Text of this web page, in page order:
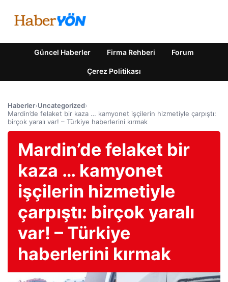
Güncel Haberler Firma Rehberi Forum
Çerez Politikası
Haberler›Uncategorized›
Mardin’de felaket bir kaza … kamyonet işçilerin hizmetiyle çarpıştı:
birçok yaralı var! – Türkiye haberlerini kırmak
Mardin’de felaket bir
kaza … kamyonet
işçilerin hizmetiyle
çarpıştı: birçok yaralı
var! – Türkiye
haberlerini kırmak